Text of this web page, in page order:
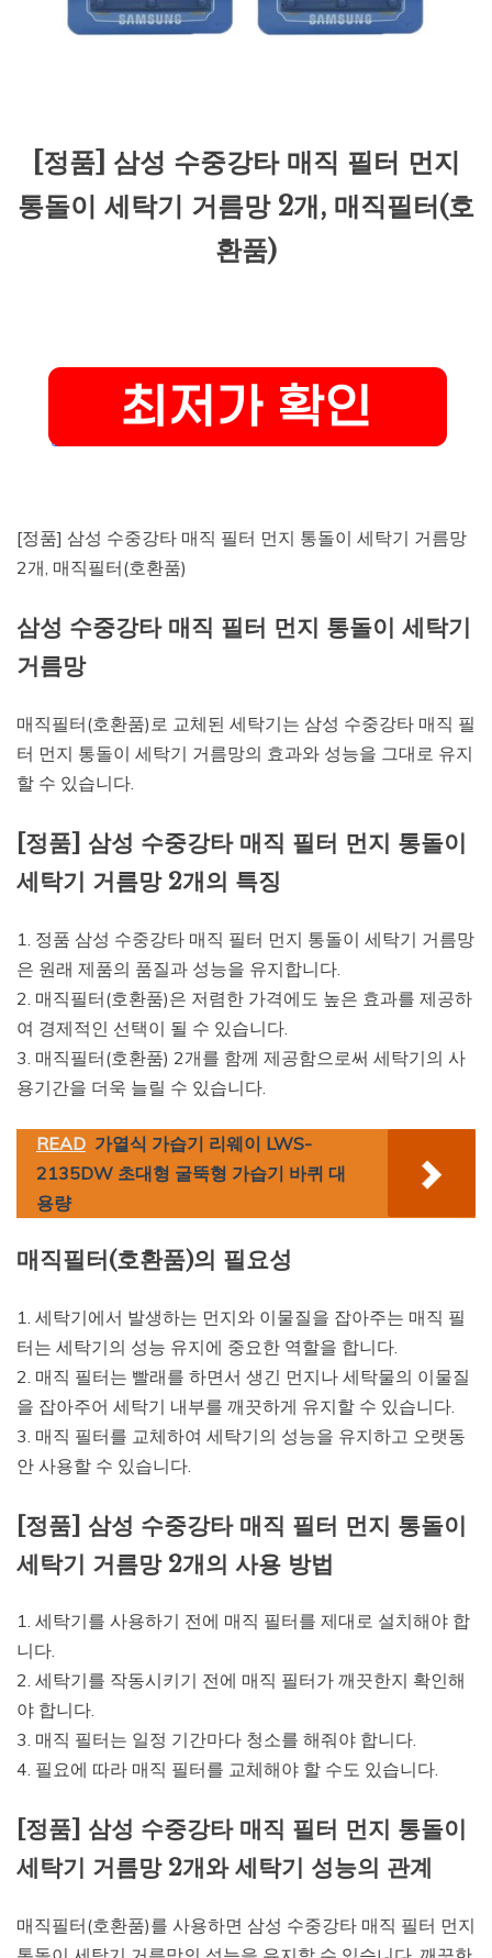
[정품] 삼성 수중강타 매직 필터 먼지
통돌이 세탁기 거름망 2개, 매직필터(호
환품)
[정품] 삼성 수중강타 매직 필터 먼지 통돌이 세탁기 거름망
2개, 매직필터(호환품)
삼성 수중강타 매직 필터 먼지 통돌이 세탁기
거름망
매직필터(호환품)로 교체된 세탁기는 삼성 수중강타 매직 필
터 먼지 통돌이 세탁기 거름망의 효과와 성능을 그대로 유지
할 수 있습니다.
[정품] 삼성 수중강타 매직 필터 먼지 통돌이
세탁기 거름망 2개의 특징
1. 정품 삼성 수중강타 매직 필터 먼지 통돌이 세탁기 거름망
은 원래 제품의 품질과 성능을 유지합니다.
2. 매직필터(호환품)은 저렴한 가격에도 높은 효과를 제공하
여 경제적인 선택이 될 수 있습니다.
3. 매직필터(호환품) 2개를 함께 제공함으로써 세탁기의 사
용기간을 더욱 늘릴 수 있습니다.
READ 가열식 가습기 리웨이 LWS-
2135DW 초대형 굴뚝형 가습기 바퀴 대
용량
매직필터(호환품)의 필요성
1. 세탁기에서 발생하는 먼지와 이물질을 잡아주는 매직 필
터는 세탁기의 성능 유지에 중요한 역할을 합니다.
2. 매직 필터는 빨래를 하면서 생긴 먼지나 세탁물의 이물질
을 잡아주어 세탁기 내부를 깨끗하게 유지할 수 있습니다.
3. 매직 필터를 교체하여 세탁기의 성능을 유지하고 오랫동
안 사용할 수 있습니다.
[정품] 삼성 수중강타 매직 필터 먼지 통돌이
세탁기 거름망 2개의 사용 방법
1. 세탁기를 사용하기 전에 매직 필터를 제대로 설치해야 합
니다.
2. 세탁기를 작동시키기 전에 매직 필터가 깨끗한지 확인해
야 합니다.
3. 매직 필터는 일정 기간마다 청소를 해줘야 합니다.
4. 필요에 따라 매직 필터를 교체해야 할 수도 있습니다.
[정품] 삼성 수중강타 매직 필터 먼지 통돌이
세탁기 거름망 2개와 세탁기 성능의 관계
매직필터(호환품)를 사용하면 삼성 수중강타 매직 필터 먼지